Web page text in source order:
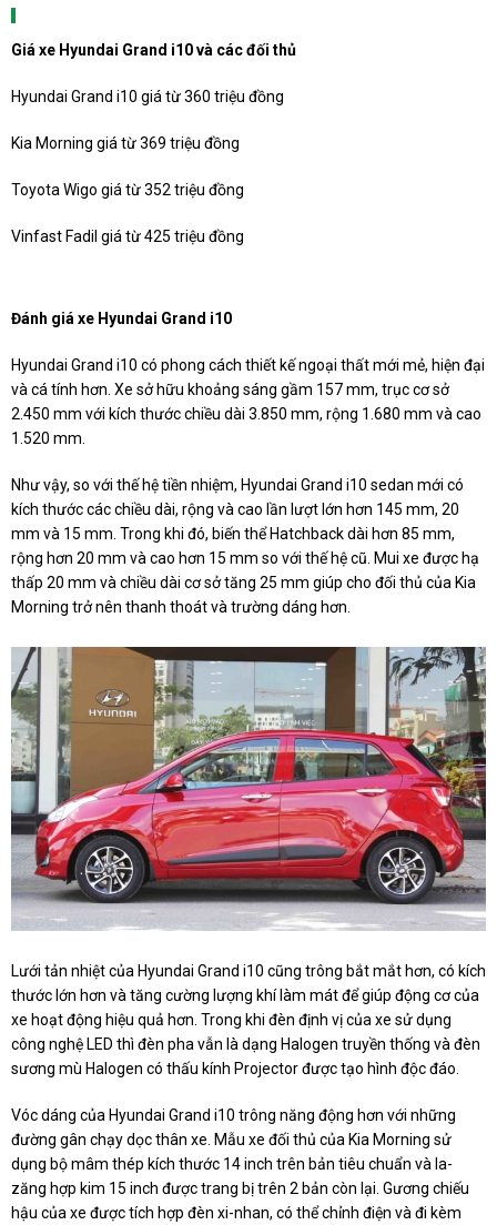
Giá xe Hyundai Grand i10 và các đối thủ
Hyundai Grand i10 giá từ 360 triệu đồng
Kia Morning giá từ 369 triệu đồng
Toyota Wigo giá từ 352 triệu đồng
Vinfast Fadil giá từ 425 triệu đồng
Đánh giá xe Hyundai Grand i10
Hyundai Grand i10 có phong cách thiết kế ngoại thất mới mẻ, hiện đại
và cá tính hơn. Xe sở hữu khoảng sáng gầm 157 mm, trục cơ sở
2.450 mm với kích thước chiều dài 3.850 mm, rộng 1.680 mm và cao
1.520 mm.
Như vậy, so với thế hệ tiền nhiệm, Hyundai Grand i10 sedan mới có
kích thước các chiều dài, rộng và cao lần lượt lớn hơn 145 mm, 20
mm và 15 mm. Trong khi đó, biến thể Hatchback dài hơn 85 mm,
rộng hơn 20 mm và cao hơn 15 mm so với thế hệ cũ. Mui xe được hạ
thấp 20 mm và chiều dài cơ sở tăng 25 mm giúp cho đối thủ của Kia
Morning trở nên thanh thoát và trường dáng hơn.
Lưới tản nhiệt của Hyundai Grand i10 cũng trông bắt mắt hơn, có kích
thước lớn hơn và tăng cường lượng khí làm mát để giúp động cơ của
xe hoạt động hiệu quả hơn. Trong khi đèn định vị của xe sử dụng
công nghệ LED thì đèn pha vẫn là dạng Halogen truyền thống và đèn
sương mù Halogen có thấu kính Projector được tạo hình độc đáo.
Vóc dáng của Hyundai Grand i10 trông năng động hơn với những
đường gân chạy dọc thân xe. Mẫu xe đối thủ của Kia Morning sử
dụng bộ mâm thép kích thước 14 inch trên bản tiêu chuẩn và la-
zăng hợp kim 15 inch được trang bị trên 2 bản còn lại. Gương chiếu
hậu của xe được tích hợp đèn xi-nhan, có thể chỉnh điện và đi kèm